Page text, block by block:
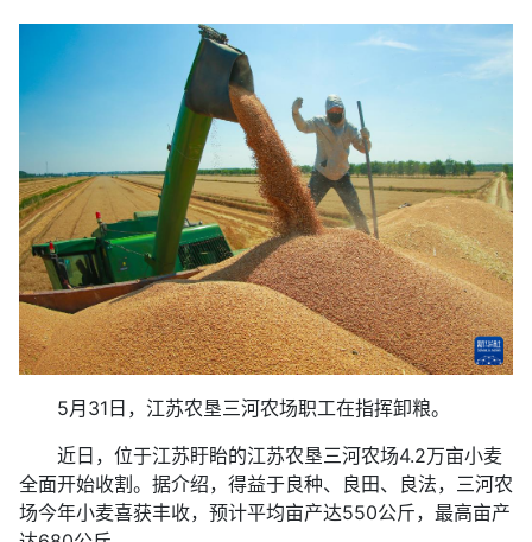
5月31日，江苏农垦三河农场职工在指挥卸粮。
近日，位于江苏盱眙的江苏农垦三河农场4.2万亩小麦
全面开始收割。据介绍，得益于良种、良田、良法，三河农
场今年小麦喜获丰收，预计平均亩产达550公斤，最高亩产